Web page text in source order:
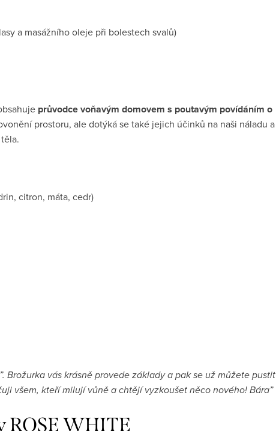
a masážního oleje při bolestech svalů)
průvodce voňavým domovem s poutavým povídáním o
prostoru, ale dotýká se také jejich účinků na naši náladu a
citron, máta, cedr)
Brožurka vás krásně provede základy a pak se už můžete pustit
všem, kteří milují vůně a chtějí vyzkoušet něco nového! Bára”
WHITE